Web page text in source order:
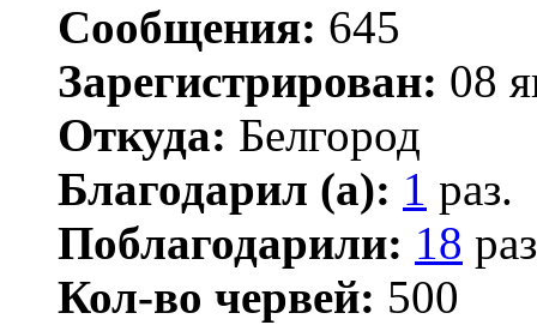
Сообщения: 645
Зарегистрирован: 08
Откуда: Белгород
Благодарил (а): 1 раз.
Поблагодарили: 18
Кол-во червей: 500